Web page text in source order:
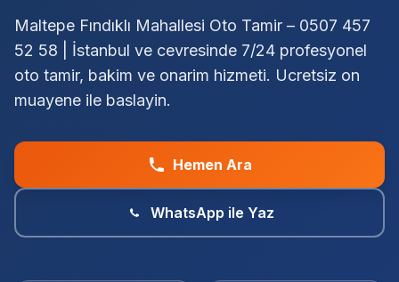
Maltepe Fındıklı Mahallesi Oto Tamir – 0507 457
52 58 | İstanbul ve cevresinde 7/24 profesyonel
oto tamir, bakim ve onarim hizmeti. Ucretsiz on
muayene ile baslayin.
Hemen Ara
WhatsApp ile Yaz